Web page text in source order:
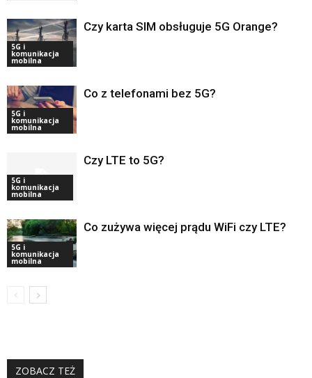
5G i
komunikacja
mobilna
Czy karta SIM obsługuje 5G Orange?
5G i
komunikacja
mobilna
Co z telefonami bez 5G?
5G i
komunikacja
mobilna
Czy LTE to 5G?
5G i
komunikacja
mobilna
Co zużywa więcej prądu WiFi czy LTE?
ZOBACZ TEŻ